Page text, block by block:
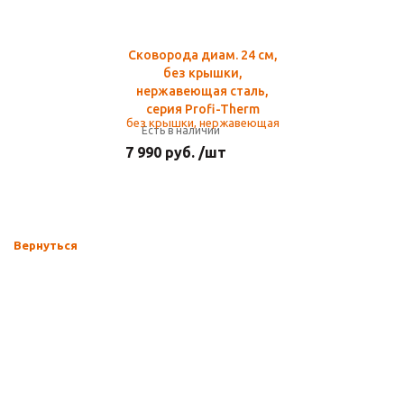
Сковорода диам. 24 см,
без крышки,
нержавеющая сталь,
серия Profi-Therm
Есть в наличии
7 990 руб. /шт
Вернуться